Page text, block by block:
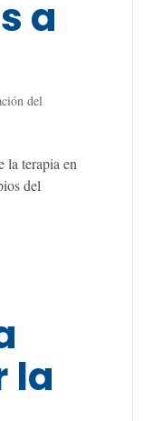
a
del
la terapia en
del
la